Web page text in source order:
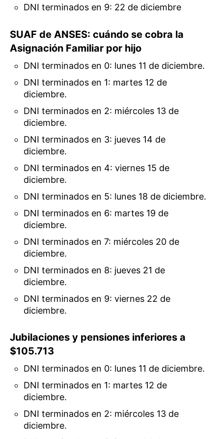
DNI terminados en 9: 22 de diciembre
SUAF de ANSES: cuándo se cobra la
Asignación Familiar por hijo
DNI terminados en 0: lunes 11 de diciembre.
DNI terminados en 1: martes 12 de
diciembre.
DNI terminados en 2: miércoles 13 de
diciembre.
DNI terminados en 3: jueves 14 de
diciembre.
DNI terminados en 4: viernes 15 de
diciembre.
DNI terminados en 5: lunes 18 de diciembre.
DNI terminados en 6: martes 19 de
diciembre.
DNI terminados en 7: miércoles 20 de
diciembre.
DNI terminados en 8: jueves 21 de
diciembre.
DNI terminados en 9: viernes 22 de
diciembre.
Jubilaciones y pensiones inferiores a
$105.713
DNI terminados en 0: lunes 11 de diciembre.
DNI terminados en 1: martes 12 de
diciembre.
DNI terminados en 2: miércoles 13 de
diciembre.